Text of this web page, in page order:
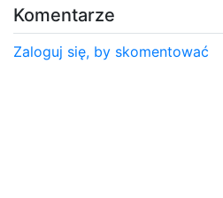
Komentarze
Zaloguj się, by skomentować